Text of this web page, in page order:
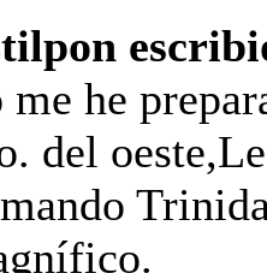
me he
del